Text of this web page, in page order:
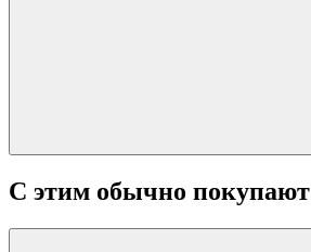
С этим обычно покупают